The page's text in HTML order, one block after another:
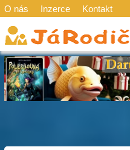
O nás Inzerce Kontakt